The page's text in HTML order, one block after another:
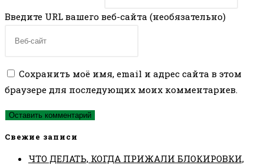
Введите URL вашего веб-сайта (необязательно)
Сохранить моё имя, email и адрес сайта в этом
браузере для последующих моих комментариев.
Свежие записи
ЧТО ДЕЛАТЬ, КОГДА ПРИЖАЛИ БЛОКИРОВКИ,